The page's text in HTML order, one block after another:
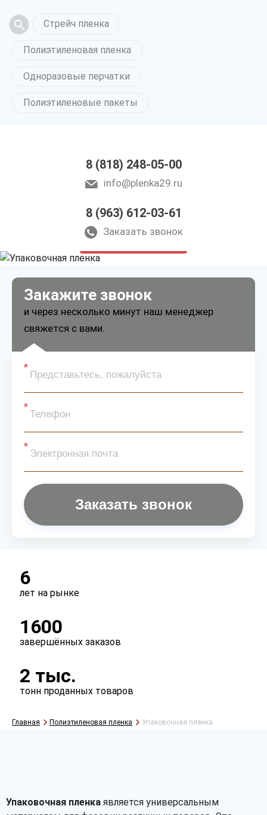
Стрейч пленка
Полиэтиленовая пленка
Одноразовые перчатки
Полиэтиленовые пакеты
8 (818) 248-05-00
info@plenka29.ru
8 (963) 612-03-61
Заказать звонок
Упаковочная пленка
в Архангельске
Закажите звонок
и через несколько минут наш менеджер
свяжется с вами.
Заказать звонок
6
лет на рынке
1600
завершённых заказов
2 тыс.
тонн проданных товаров
Главная Полиэтиленовая пленка Упаковочная пленка
Упаковочная пленка является универсальным